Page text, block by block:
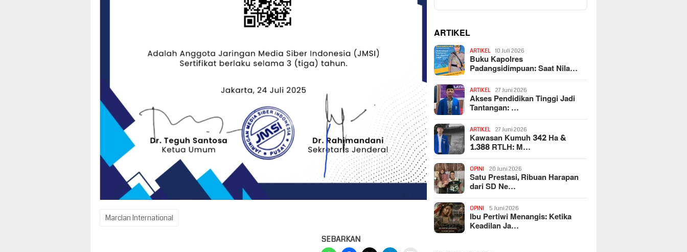
Marclan International
SEBARKAN
ARTIKEL
ARTIKEL 10 Juli 2026
Buku Kapolres
Padangsidimpuan: Saat Nila…
ARTIKEL 27 Juni 2026
Akses Pendidikan Tinggi Jadi
Tantangan: …
ARTIKEL 27 Juni 2026
Kawasan Kumuh 342 Ha &
1.388 RTLH: M…
OPINI 20 Juni 2026
Satu Prestasi, Ribuan Harapan
dari SD Ne…
OPINI 5 Juni 2026
Ibu Pertiwi Menangis: Ketika
Keadilan Ja…